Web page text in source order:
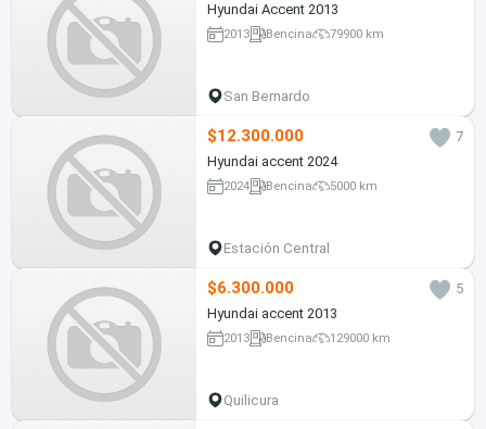
Hyundai Accent 2013
2013 Bencina 79900 km
San Bernardo
$12.300.000
7
Hyundai accent 2024
2024 Bencina 5000 km
Estación Central
$6.300.000
5
Hyundai accent 2013
2013 Bencina 129000 km
Quilicura